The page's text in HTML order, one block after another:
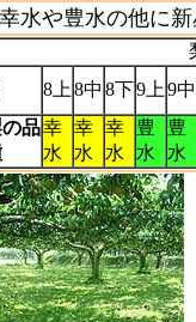
水や豊水の他に
8上 8中 8下9上 9中
品幸
水
幸
水
幸
水
豊
水
豊
水